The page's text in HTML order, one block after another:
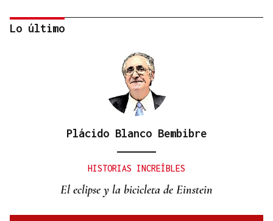
Oporto, el modelo a seguir para recuperar el
Lo último
Plácido Blanco Bembibre
HISTORIAS INCREÍBLES
El eclipse y la bicicleta de Einstein